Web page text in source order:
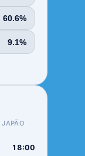
60.6%
9.1%
JAPÃO
18:00